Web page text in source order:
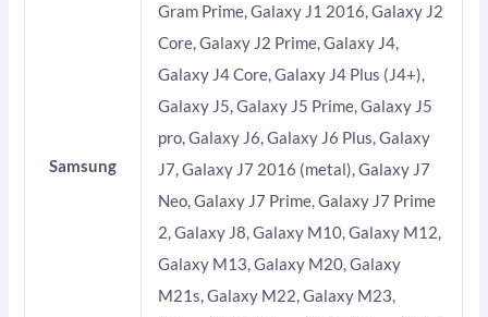
Samsung
Gram Prime, Galaxy J1 2016, Galaxy J2
Core, Galaxy J2 Prime, Galaxy J4,
Galaxy J4 Core, Galaxy J4 Plus (J4+),
Galaxy J5, Galaxy J5 Prime, Galaxy J5
pro, Galaxy J6, Galaxy J6 Plus, Galaxy
J7, Galaxy J7 2016 (metal), Galaxy J7
Neo, Galaxy J7 Prime, Galaxy J7 Prime
2, Galaxy J8, Galaxy M10, Galaxy M12,
Galaxy M13, Galaxy M20, Galaxy
M21s, Galaxy M22, Galaxy M23,